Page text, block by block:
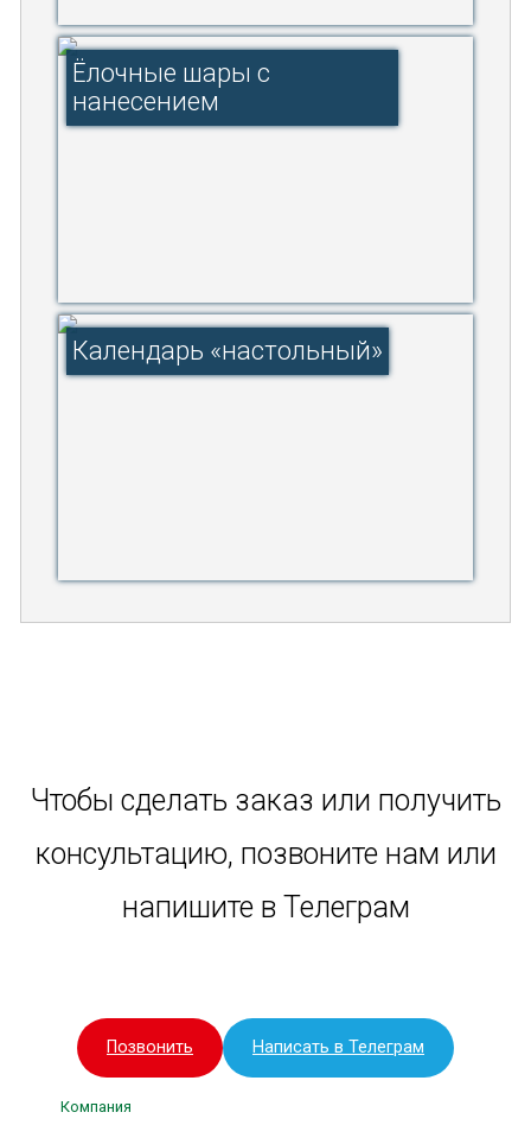
Ёлочные шары с
нанесением
Календарь «настольный»
Чтобы сделать заказ или получить
консультацию, позвоните нам или
напишите в Телеграм
Позвонить Написать в Телеграм
Компания